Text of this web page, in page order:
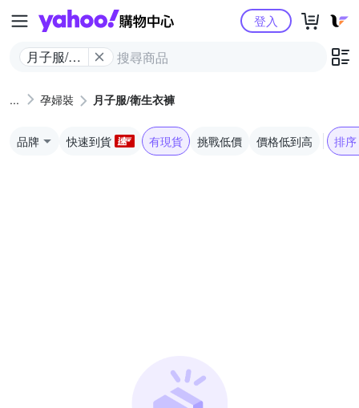
Yahoo購物中心
月子服/衛
登入
孕婦裝 月子服/衛生衣褲
品牌 快速到貨 有現貨 挑戰低價 價格低到高 排序